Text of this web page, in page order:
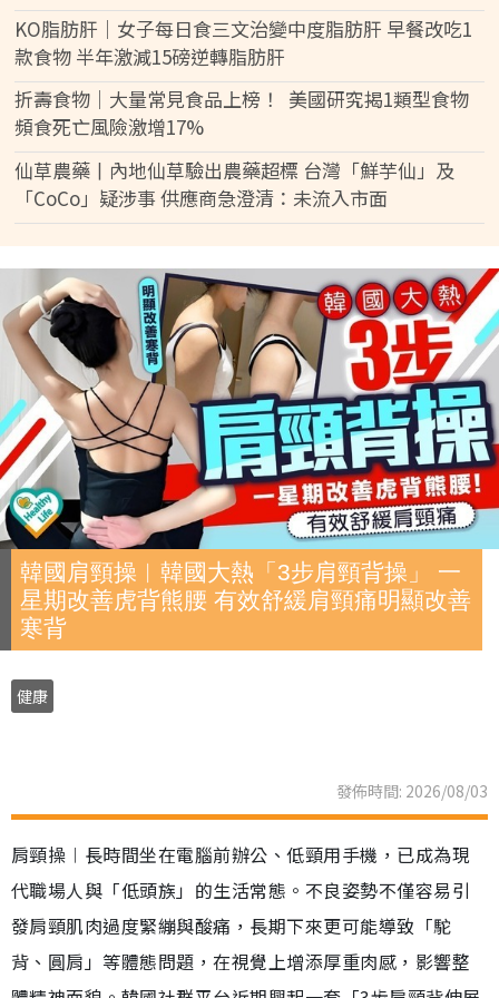
KO脂肪肝｜女子每日食三文治變中度脂肪肝 早餐改吃1
款食物 半年激減15磅逆轉脂肪肝
折壽食物｜大量常見食品上榜！ 美國研究揭1類型食物
頻食死亡風險激增17%
仙草農藥丨內地仙草驗出農藥超標 台灣「鮮芋仙」及
「CoCo」疑涉事 供應商急澄清：未流入市面
韓國肩頸操︱韓國大熱「3步肩頸背操」 一
星期改善虎背熊腰 有效舒緩肩頸痛明顯改善
寒背
健康
發佈時間: 2026/08/03
肩頸操︱長時間坐在電腦前辦公、低頸用手機，已成為現
代職場人與「低頭族」的生活常態。不良姿勢不僅容易引
發肩頸肌肉過度緊繃與酸痛，長期下來更可能導致「駝
背、圓肩」等體態問題，在視覺上增添厚重肉感，影響整